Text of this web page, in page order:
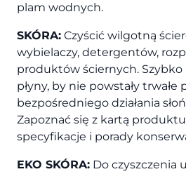
plam wodnych.
SKÓRA: Czyścić wilgotną
wybielaczy, detergentów,
produktów ściernych. Szybko
płyny, by nie powstały trwałe
bezpośredniego działania
Zapoznać się z kartą
specyfikacje i porady
EKO SKÓRA: Do czyszczenia